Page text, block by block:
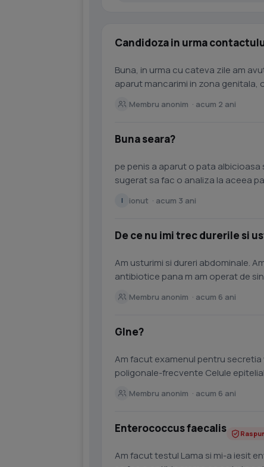
Candidoza in urma
Buna, in urma cu cateva zile am
aparut mancarimi in zona genitala,
Membru anonim · acum 2 ani
Buna seara?
pe penis a aparut o pata albicioasa
sugerat sa fac o analiza la aceea
I ionut · acum 3 ani
De ce nu imi trec durerile si
Am usturimi si dureri abdominale.
antibiotice pana m am operat de
Membru anonim · acum 6 ani
GIne?
Am facut examenul pentru secretia
poligonale-frecvente Celule
Membru anonim · acum 6 ani
Enterococcus faecalis
Am facut testul Lama si mi-a iesit